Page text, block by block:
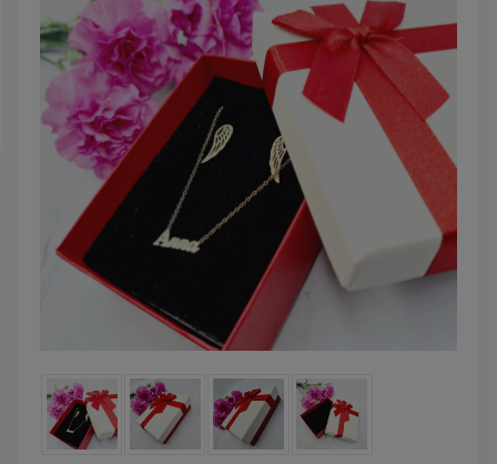
DO KOSZYKA
DO KOSZYKA